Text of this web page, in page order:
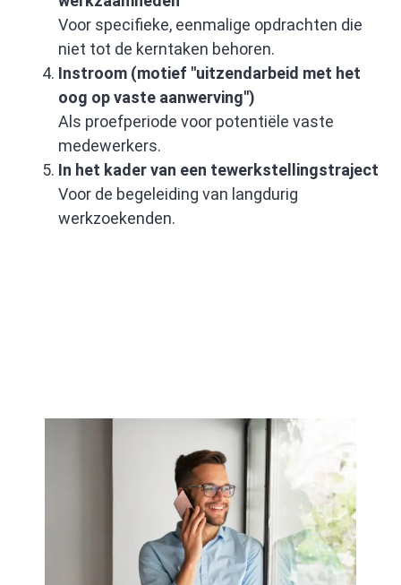
Voor specifieke, eenmalige opdrachten die
niet tot de kerntaken behoren.
Instroom (motief "uitzendarbeid met het
oog op vaste aanwerving")
Als proefperiode voor potentiële vaste
medewerkers.
In het kader van een tewerkstellingstraject
Voor de begeleiding van langdurig
werkzoekenden.